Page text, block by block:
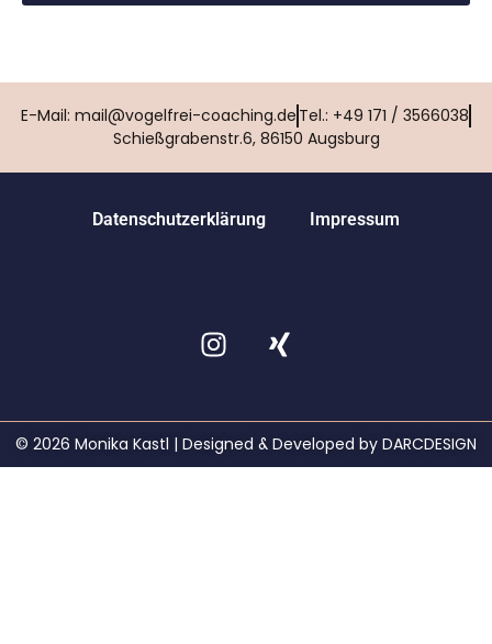
E-Mail: mail@vogelfrei-coaching.de Tel.: +49 171 / 3566038
Schießgrabenstr.6, 86150 Augsburg
Datenschutzerklärung Impressum
© 2026 Monika Kastl | Designed & Developed by DARCDESIGN